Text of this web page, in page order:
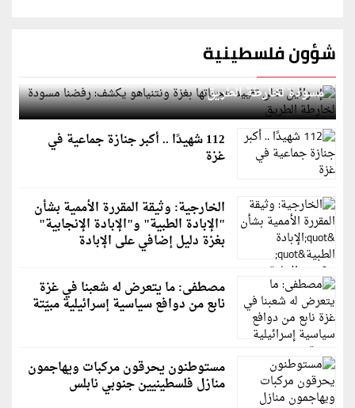
شؤون فلسطينية
إسرائيل تعلن تقييد هجماتها بغزة ونتنياهو يكشف: رفضنا
مسودة لخارطة الطريق
112 شهيدًا .. أكبر جنازة جماعية في
غزة
الخارجية: وثيقة المقررة الأممية بشأن
"الإبادة الطبية" و"الإبادة الإنجابية"
بغزة دليل إضافي على الإبادة
مصطفى: ما يتعرض له شعبنا في غزة
نابع من دوافع سياسية إسرائيلية مبيّتة
مستوطنون يحرقون مركبات ويهاجمون
منازل فلسطينيين جنوبي نابلس